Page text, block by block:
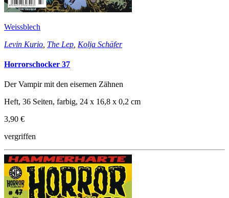
Weissblech
Levin Kurio The Lep Kolja Schäfer
Horrorschocker 37
Der Vampir mit den eisernen Zähnen
Heft, 36 Seiten, farbig, 24 x 16,8 x 0,2 cm
3,90 €
vergriffen